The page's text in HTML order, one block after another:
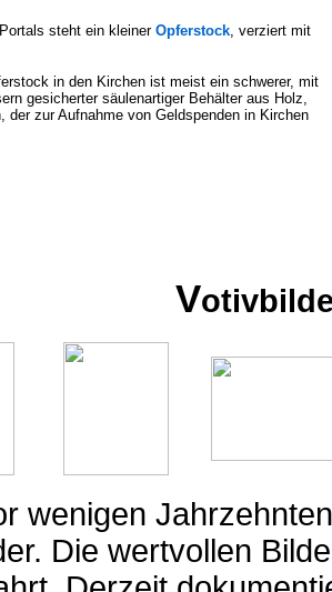
steht ein kleiner Opferstock, verziert mit
in den Kirchen ist meist ein schwerer, mit
gesicherter säulenartiger Behälter aus Holz,
der zur Aufnahme von Geldspenden in Kirchen
V
wenigen
Die wertvollen